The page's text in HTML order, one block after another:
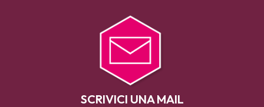
SCRIVICI UNA MAIL